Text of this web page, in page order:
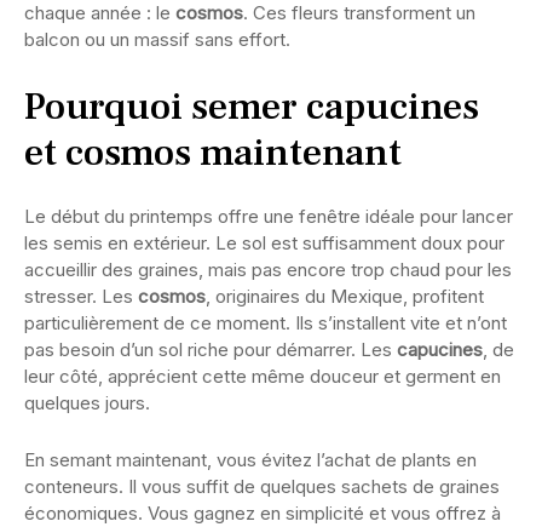
chaque année : le cosmos. Ces fleurs transforment un
balcon ou un massif sans effort.
Pourquoi semer capucines
et cosmos maintenant
Le début du printemps offre une fenêtre idéale pour lancer
les semis en extérieur. Le sol est suffisamment doux pour
accueillir des graines, mais pas encore trop chaud pour les
stresser. Les cosmos, originaires du Mexique, profitent
particulièrement de ce moment. Ils s’installent vite et n’ont
pas besoin d’un sol riche pour démarrer. Les capucines, de
leur côté, apprécient cette même douceur et germent en
quelques jours.
En semant maintenant, vous évitez l’achat de plants en
conteneurs. Il vous suffit de quelques sachets de graines
économiques. Vous gagnez en simplicité et vous offrez à